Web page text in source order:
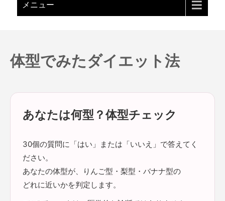
メニュー
体型でみたダイエット法
あなたは何型？体型チェック
30個の質問に「はい」または「いいえ」で答えてく
ださい。
あなたの体型が、りんご型・梨型・バナナ型の
どれに近いかを判定します。